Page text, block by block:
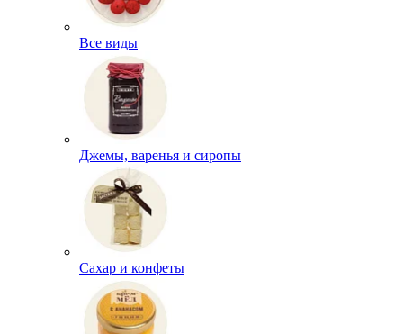
Все виды
Джемы, варенья и сиропы
Сахар и конфеты